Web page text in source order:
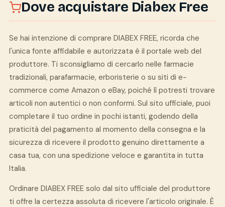
Dove acquistare Diabex Free
Se hai intenzione di comprare DIABEX FREE, ricorda che
l'unica fonte affidabile e autorizzata è il portale web del
produttore. Ti sconsigliamo di cercarlo nelle farmacie
tradizionali, parafarmacie, erboristerie o su siti di e-
commerce come Amazon o eBay, poiché lì potresti trovare
articoli non autentici o non conformi. Sul sito ufficiale, puoi
completare il tuo ordine in pochi istanti, godendo della
praticità del pagamento al momento della consegna e la
sicurezza di ricevere il prodotto genuino direttamente a
casa tua, con una spedizione veloce e garantita in tutta
Italia.
Ordinare DIABEX FREE solo dal sito ufficiale del produttore
ti offre la certezza assoluta di ricevere l'articolo originale. È